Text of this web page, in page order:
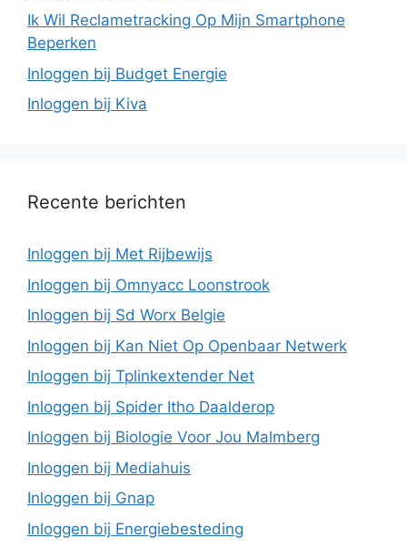
Ik Wil Reclametracking Op Mijn Smartphone
Beperken
Inloggen bij Budget Energie
Inloggen bij Kiva
Recente berichten
Inloggen bij Met Rijbewijs
Inloggen bij Omnyacc Loonstrook
Inloggen bij Sd Worx Belgie
Inloggen bij Kan Niet Op Openbaar Netwerk
Inloggen bij Tplinkextender Net
Inloggen bij Spider Itho Daalderop
Inloggen bij Biologie Voor Jou Malmberg
Inloggen bij Mediahuis
Inloggen bij Gnap
Inloggen bij Energiebesteding